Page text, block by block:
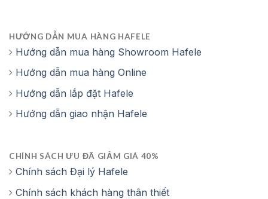
HƯỚNG DẪN MUA HÀNG HAFELE
Hướng dẫn mua hàng Showroom Hafele
Hướng dẫn mua hàng Online
Hướng dẫn lắp đặt Hafele
Hướng dẫn giao nhận Hafele
CHÍNH SÁCH ƯU ĐÃ GIẢM GIÁ 40%
Chính sách Đại lý Hafele
Chính sách khách hàng thân thiết